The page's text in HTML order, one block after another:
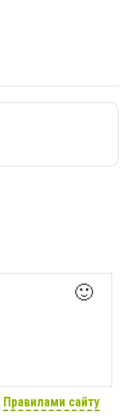
🙂
Правилами сайту